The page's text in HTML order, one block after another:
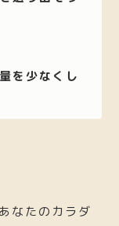
を少なくし
なたのカラダ